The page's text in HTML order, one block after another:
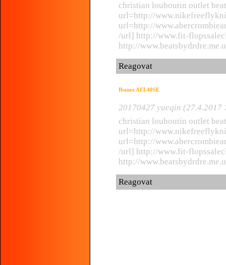
christian louboutin outlet
url=http://
url=http://
/url] http://www.fit-
http://
Reagovat
Ibanez AEL40SE
20170427 yueqin (27.4.2017
christian louboutin outlet
url=http://
url=http://
/url] http://www.fit-
http://
Reagovat